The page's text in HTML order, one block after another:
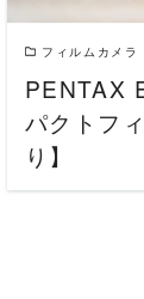
フィルムカメラ
PENTAX
パクトフ
り】